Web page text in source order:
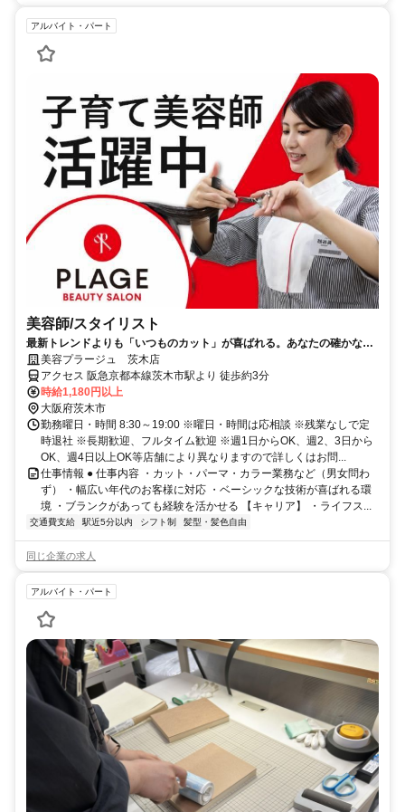
アルバイト・パート
美容師/スタイリスト
最新トレンドよりも「いつものカット」が喜ばれる。あなたの確かな基
礎技術が活きる場所。
美容プラージュ 茨木店
アクセス 阪急京都本線茨木市駅より 徒歩約3分
時給1,180円以上
大阪府茨木市
勤務曜日・時間 8:30～19:00 ※曜日・時間は応相談 ※残業なしで定
時退社 ※長期歓迎、フルタイム歓迎 ※週1日からOK、週2、3日から
OK、週4日以上OK等店舗により異なりますので詳しくはお問...
仕事情報 ● 仕事内容 ・カット・パーマ・カラー業務など（男女問わ
ず） ・幅広い年代のお客様に対応 ・ベーシックな技術が喜ばれる環
境 ・ブランクがあっても経験を活かせる 【キャリア】 ・ライフス...
交通費支給 駅近5分以内 シフト制 髪型・髪色自由
同じ企業の求人
アルバイト・パート